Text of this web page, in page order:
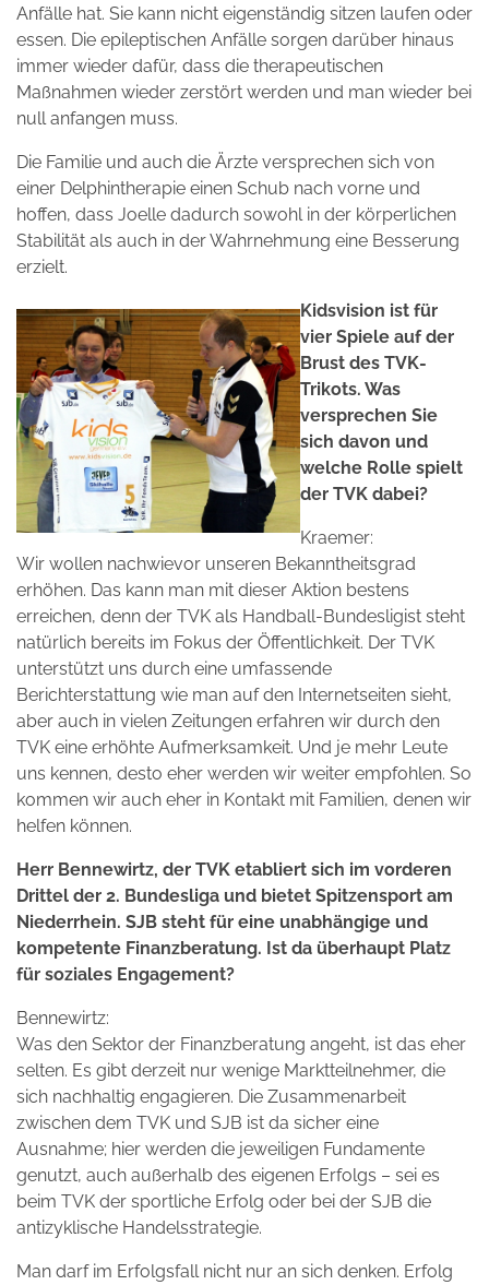
Anfälle hat. Sie kann nicht eigenständig sitzen laufen oder
essen. Die epileptischen Anfälle sorgen darüber hinaus
immer wieder dafür, dass die therapeutischen
Maßnahmen wieder zerstört werden und man wieder bei
null anfangen muss.
Die Familie und auch die Ärzte versprechen sich von
einer Delphintherapie einen Schub nach vorne und
hoffen, dass Joelle dadurch sowohl in der körperlichen
Stabilität als auch in der Wahrnehmung eine Besserung
erzielt.
Kidsvision ist für
vier Spiele auf der
Brust des TVK-
Trikots. Was
versprechen Sie
sich davon und
welche Rolle spielt
der TVK dabei?
Kraemer:
Wir wollen nachwievor unseren Bekanntheitsgrad
erhöhen. Das kann man mit dieser Aktion bestens
erreichen, denn der TVK als Handball-Bundesligist steht
natürlich bereits im Fokus der Öffentlichkeit. Der TVK
unterstützt uns durch eine umfassende
Berichterstattung wie man auf den Internetseiten sieht,
aber auch in vielen Zeitungen erfahren wir durch den
TVK eine erhöhte Aufmerksamkeit. Und je mehr Leute
uns kennen, desto eher werden wir weiter empfohlen. So
kommen wir auch eher in Kontakt mit Familien, denen wir
helfen können.
Herr Bennewirtz, der TVK etabliert sich im vorderen
Drittel der 2. Bundesliga und bietet Spitzensport am
Niederrhein. SJB steht für eine unabhängige und
kompetente Finanzberatung. Ist da überhaupt Platz
für soziales Engagement?
Bennewirtz:
Was den Sektor der Finanzberatung angeht, ist das eher
selten. Es gibt derzeit nur wenige Marktteilnehmer, die
sich nachhaltig engagieren. Die Zusammenarbeit
zwischen dem TVK und SJB ist da sicher eine
Ausnahme; hier werden die jeweiligen Fundamente
genutzt, auch außerhalb des eigenen Erfolgs – sei es
beim TVK der sportliche Erfolg oder bei der SJB die
antizyklische Handelsstrategie.
Man darf im Erfolgsfall nicht nur an sich denken. Erfolg